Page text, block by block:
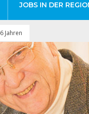
JOBS IN DER
Jahren